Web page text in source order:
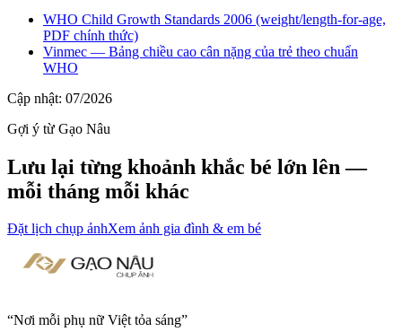
WHO Child Growth Standards 2006 (weight/length-for-age,
PDF chính thức)
Vinmec — Bảng chiều cao cân nặng của trẻ theo chuẩn
WHO
Cập nhật: 07/2026
Gợi ý từ Gạo Nâu
Lưu lại từng khoảnh khắc bé lớn lên —
mỗi tháng mỗi khác
Đặt lịch chụp ảnhXem ảnh gia đình & em bé
“Nơi mỗi phụ nữ Việt tỏa sáng”